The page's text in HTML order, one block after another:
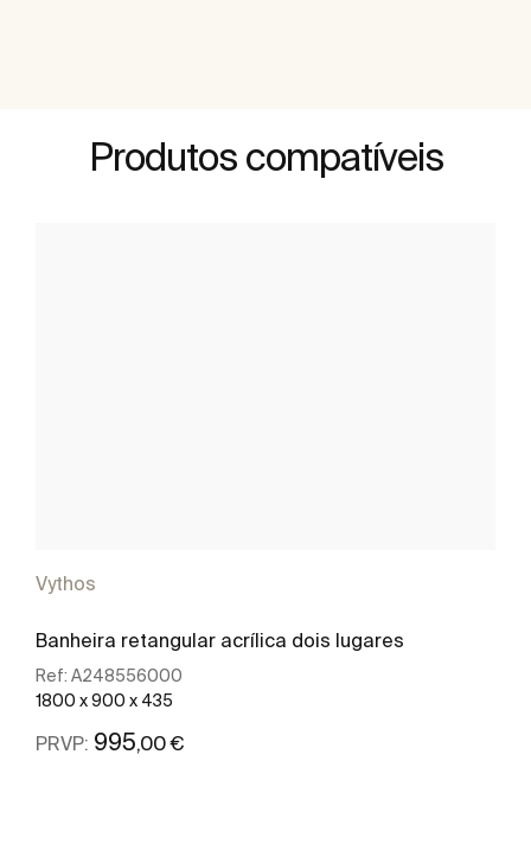
Produtos compatíveis
Vythos
Banheira retangular acrílica dois lugares
Ref: A248556000
1800 x 900 x 435
PRVP: 995,00 €